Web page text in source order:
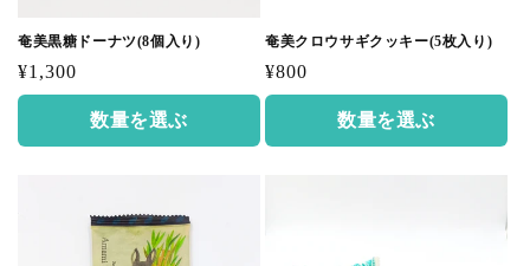
奄美黒糖ドーナツ(8個入り)
通
常
格
¥1,300
数量を選ぶ
奄美クロウサギクッキー(5枚入り)
通
常
格
¥800
数量を選ぶ